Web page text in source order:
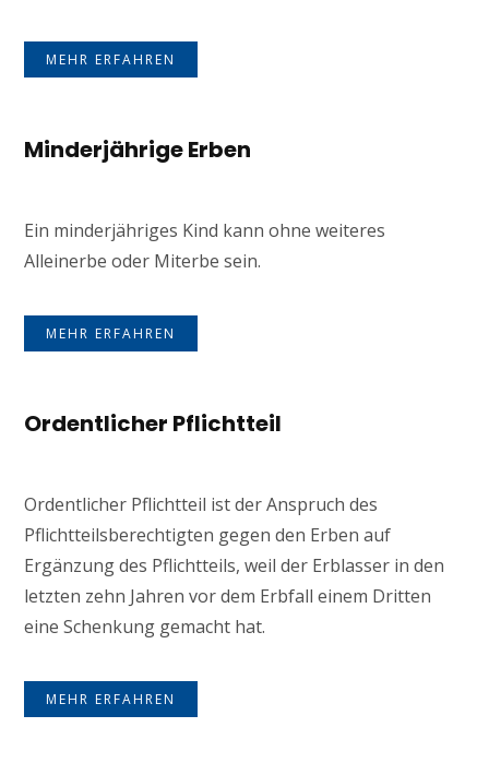
MEHR ERFAHREN
Minderjährige Erben
Ein minderjähriges Kind kann ohne weiteres
Alleinerbe oder Miterbe sein.
MEHR ERFAHREN
Ordentlicher Pflichtteil
Ordentlicher Pflichtteil ist der Anspruch des
Pflichtteilsberechtigten gegen den Erben auf
Ergänzung des Pflichtteils, weil der Erblasser in den
letzten zehn Jahren vor dem Erbfall einem Dritten
eine Schenkung gemacht hat.
MEHR ERFAHREN